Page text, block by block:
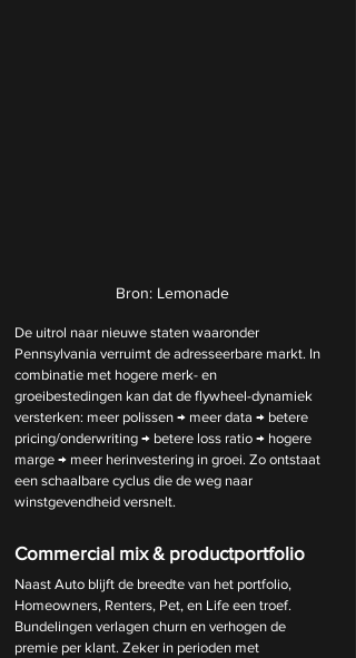
Bron: Lemonade
De uitrol naar nieuwe staten waaronder
Pennsylvania verruimt de adresseerbare markt. In
combinatie met hogere merk- en
groeibestedingen kan dat de flywheel-dynamiek
versterken: meer polissen → meer data → betere
pricing/onderwriting → betere loss ratio → hogere
marge → meer herinvestering in groei. Zo ontstaat
een schaalbare cyclus die de weg naar
winstgevendheid versnelt.
Commercial mix & productportfolio
Naast Auto blijft de breedte van het portfolio,
Homeowners, Renters, Pet, en Life een troef.
Bundelingen verlagen churn en verhogen de
premie per klant. Zeker in perioden met